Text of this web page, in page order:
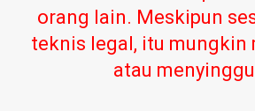
orang lain. Meskipun
teknis legal, itu mungkin
atau